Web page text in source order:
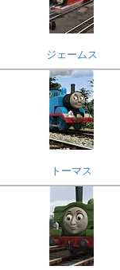
ジェームス
トーマス